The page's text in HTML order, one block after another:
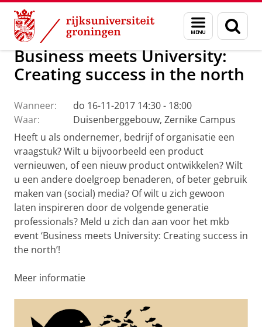
Skip
Content
Skip
Navigation
Menu
en
zoeken
Over ons Actueel Evenementen
Business meets University:
Creating success in the north
Wanneer:
do 16-11-2017 14:30 - 18:00
Waar:
Duisenberggebouw, Zernike Campus
Heeft u als ondernemer, bedrijf of organisatie een
vraagstuk? Wilt u bijvoorbeeld een product
vernieuwen, of een nieuw product ontwikkelen? Wilt
u een andere doelgroep benaderen, of beter gebruik
maken van (social) media? Of wilt u zich gewoon
laten inspireren door de volgende generatie
professionals? Meld u zich dan aan voor het mkb
event ‘Business meets University: Creating success in
the north’!
Meer informatie